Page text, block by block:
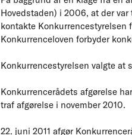
Hovedstaden) i 2006, at der
kontakte Konkurrencestyrelsen
Konkurrenceloven forbyder
Konkurrencestyrelsen valgte at
Konkurrencerådets afgørelse
traf afgørelse i november 2010.
22. juni 2011 afgør